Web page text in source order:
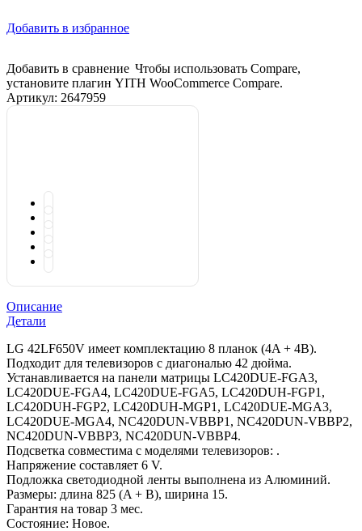
Добавить в избранное
Добавить в сравнение Чтобы использовать Compare,
установите плагин YITH WooCommerce Compare.
Артикул: 2647959
Описание
Детали
LG 42LF650V имеет комплектацию 8 планок (4A + 4B).
Подходит для телевизоров с диагональю 42 дюйма.
Устанавливается на панели матрицы LC420DUE-FGA3,
LC420DUE-FGA4, LC420DUE-FGA5, LC420DUH-FGP1,
LC420DUH-FGP2, LC420DUH-MGP1, LC420DUE-MGA3,
LC420DUE-MGA4, NC420DUN-VBBP1, NC420DUN-VBBP2,
NC420DUN-VBBP3, NC420DUN-VBBP4.
Подсветка совместима с моделями телевизоров: .
Напряжение составляет 6 V.
Подложка светодиодной ленты выполнена из Алюминий.
Размеры: длина 825 (A + B), ширина 15.
Гарантия на товар 3 мес.
Состояние: Новое.